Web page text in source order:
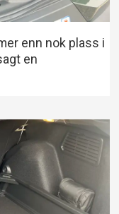
enn nok plass i
en